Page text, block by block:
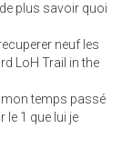
plus savoir quoi
neuf les
LoH Trail in the
temps passé
le 1 que lui je